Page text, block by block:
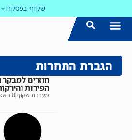
שקוף בפסקה
הגברת התחרות
הפירות
מערכת שקוף 8 באפריל 2020